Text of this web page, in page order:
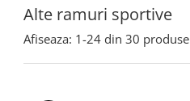
Alte ramuri sportive
Afiseaza: 1-24 din 30 produse